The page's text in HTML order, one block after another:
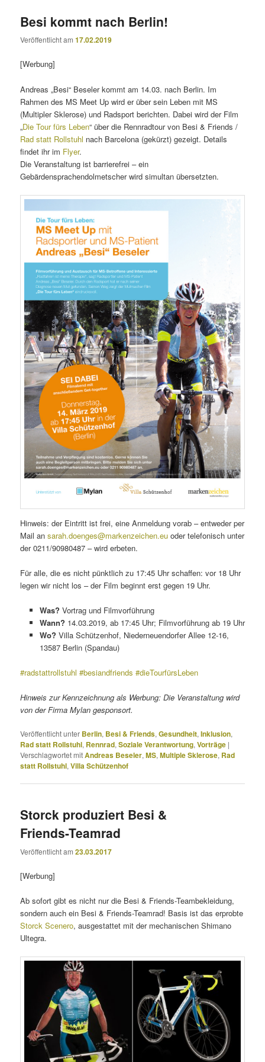
Besi kommt nach Berlin!
Veröffentlicht am17.02.2019
[Werbung]
Andreas „Besi“ Beseler kommt am 14.03. nach Berlin. Im
Rahmen des MS Meet Up wird er über sein Leben mit MS
(Multipler Sklerose) und Radsport berichten. Dabei wird der Film
„Die Tour fürs Leben“ über die Rennradtour von Besi & Friends /
Rad statt Rollstuhl nach Barcelona (gekürzt) gezeigt. Details
findet ihr im Flyer.
Die Veranstaltung ist barrierefrei – ein
Gebärdensprachendolmetscher wird simultan übersetzten.
Hinweis: der Eintritt ist frei, eine Anmeldung vorab – entweder per
Mail ansarah.doenges@markenzeichen.eu oder telefonisch unter
der 0211/90980487 – wird erbeten.
Für alle, die es nicht pünktlich zu 17:45 Uhr schaffen: vor 18 Uhr
legen wir nicht los – der Film beginnt erst gegen 19 Uhr.
Was? Vortrag und Filmvorführung
Wann? 14.03.2019, ab 17:45 Uhr; Filmvorführung ab 19 Uhr
Wo? Villa Schützenhof, Niederneuendorfer Allee 12-16,
13587 Berlin (Spandau)
#radstattrollstuhl #besiandfriends #dieTourfürsLeben
Hinweis zur Kennzeichnung als Werbung: Die Veranstaltung wird
von der Firma Mylan gesponsort.
Veröffentlicht unter Berlin, Besi & Friends,Gesundheit,Inklusion,
Rad statt Rollstuhl, Rennrad,Soziale Verantwortung,Vorträge |
Verschlagwortet mitAndreas Beseler,MS,Multiple Sklerose, Rad
statt Rollstuhl,Villa Schützenhof
Storck produziert Besi &
Friends-Teamrad
Veröffentlicht am23.03.2017
[Werbung]
Ab sofort gibt es nicht nur die Besi & Friends-Teambekleidung,
sondern auch ein Besi & Friends-Teamrad! Basis ist das erprobte
Storck Scenero, ausgestattet mit der mechanischen Shimano
Ultegra.